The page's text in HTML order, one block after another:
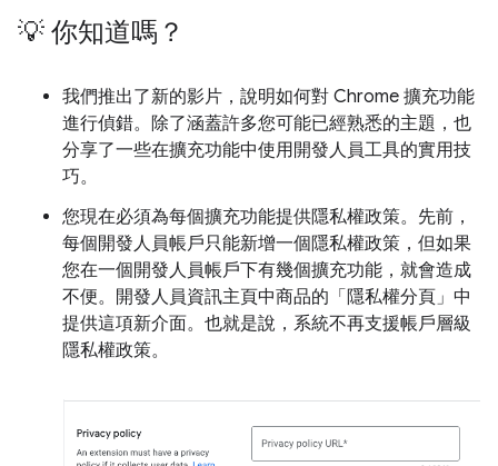
💡 你知道嗎？
我們推出了新的影片，說明如何對 Chrome 擴充功能
進行偵錯。除了涵蓋許多您可能已經熟悉的主題，也
分享了一些在擴充功能中使用開發人員工具的實用技
巧。
您現在必須為每個擴充功能提供隱私權政策。先前，
每個開發人員帳戶只能新增一個隱私權政策，但如果
您在一個開發人員帳戶下有幾個擴充功能，就會造成
不便。開發人員資訊主頁中商品的「隱私權分頁」 中
提供這項新介面。也就是說，系統不再支援帳戶層級
隱私權政策。